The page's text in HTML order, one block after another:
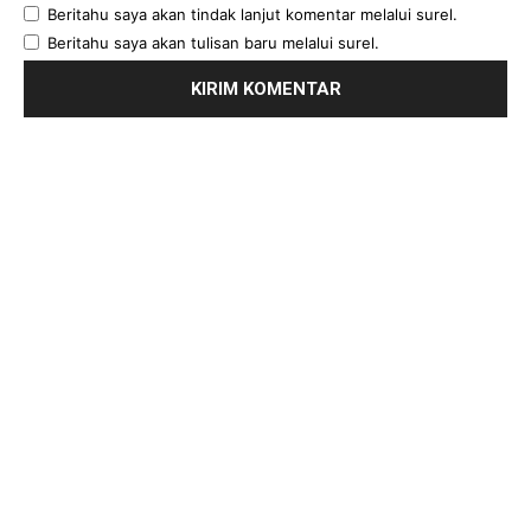
Beritahu saya akan tindak lanjut komentar melalui surel.
Beritahu saya akan tulisan baru melalui surel.